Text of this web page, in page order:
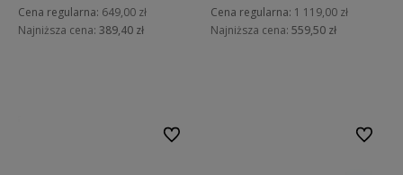
Cena regularna: 649,00 zł
Najniższa cena: 389,40 zł
Cena regularna: 1 119,00 zł
Najniższa cena: 559,50 zł
Do ulubionych Do